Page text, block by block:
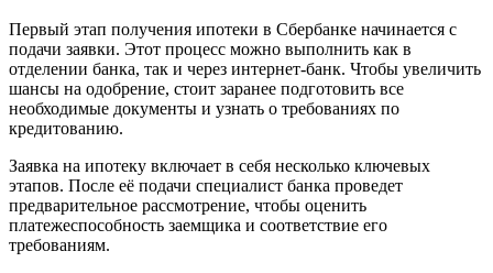
Первый этап получения ипотеки в Сбербанке начинается с
подачи заявки. Этот процесс можно выполнить как в
отделении банка, так и через интернет-банк. Чтобы увеличить
шансы на одобрение, стоит заранее подготовить все
необходимые документы и узнать о требованиях по
кредитованию.
Заявка на ипотеку включает в себя несколько ключевых
этапов. После её подачи специалист банка проведет
предварительное рассмотрение, чтобы оценить
платежеспособность заемщика и соответствие его
требованиям.